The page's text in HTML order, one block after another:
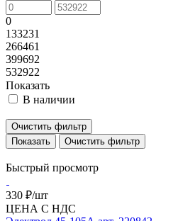
0
133231
266461
399692
532922
Показать
В наличии
Очистить фильтр
Очистить фильтр
Быстрый просмотр
330 ₽/шт
ЦЕНА С НДС